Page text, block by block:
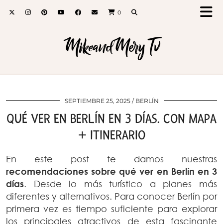
0
MikeandMery Tv
SEPTIEMBRE 25, 2025 BERLÍN
QUÉ VER EN BERLÍN EN 3 DÍAS. CON MAPA
+ ITINERARIO
En este post te damos nuestras
recomendaciones sobre qué ver en Berlín en 3
días. Desde lo más turístico a planes más
diferentes y alternativos. Para conocer Berlín por
primera vez es tiempo suficiente para explorar
los principales atractivos de esta fascinante